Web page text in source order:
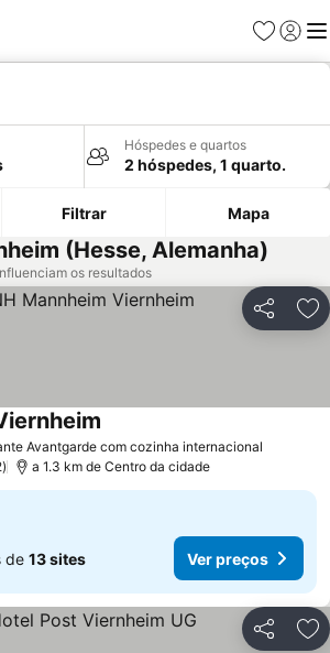
Favoritos
Iniciar
Hóspedes e quartos
2 hóspedes, 1 quarto.
Filtrar Mapa
(Hesse, Alemanha)
os resultados
Partilhar
Avantgarde com cozinha internacional
a 1.3 km de Centro da cidade
de 13 sites Ver preços
Partilhar